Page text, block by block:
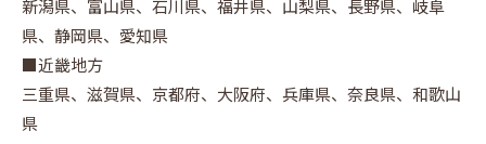
新潟県、富山県、石川県、福井県、山梨県、長野県、岐阜
県、静岡県、愛知県
■近畿地方
三重県、滋賀県、京都府、大阪府、兵庫県、奈良県、和歌山
県